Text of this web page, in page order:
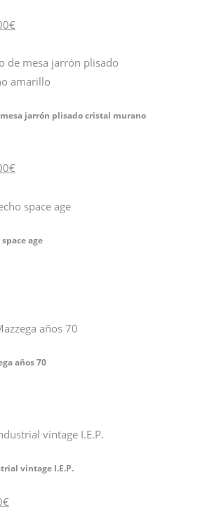
€
jarrón plisado cristal murano
€
age
años 70
vintage I.E.P.
€